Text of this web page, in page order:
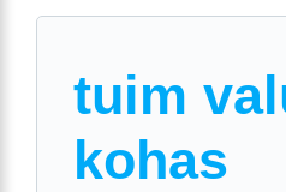
tuim
kohas